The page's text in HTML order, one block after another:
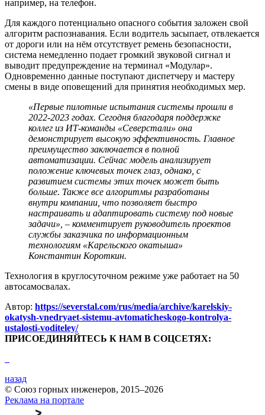
например, на телефон.
Для каждого потенциально опасного события заложен свой
алгоритм распознавания. Если водитель засыпает, отвлекается
от дороги или на нём отсутствует ремень безопасности,
система немедленно подает громкий звуковой сигнал и
выводит предупреждение на терминал «Модулар».
Одновременно данные поступают диспетчеру и мастеру
смены в виде оповещений для принятия необходимых мер.
«Первые пилотные испытания системы прошли в
2022-2023 годах. Сегодня благодаря поддержке
коллег из ИТ-команды «Северстали» она
демонстрирует высокую эффективность. Главное
преимущество заключается в полной
автоматизации. Сейчас модель анализирует
положение ключевых точек глаз, однако, с
развитием системы этих точек может быть
больше. Также все алгоритмы разработаны
внутри компании, что позволяет быстро
настраивать и адаптировать систему под новые
задачи», – комментирует руководитель проектов
службы заказчика по информационным
технологиям «Карельского окатыша»
Константин Короткин.
Технология в круглосуточном режиме уже работает на 50
автосамосвалах.
Автор: https://severstal.com/rus/media/archive/karelskiy-
okatysh-vnedryaet-sistemu-avtomaticheskogo-kontrolya-
ustalosti-voditeley/
ПРИСОЕДИНЯЙТЕСЬ К НАМ В СОЦСЕТЯХ:
назад
© Союз горных инженеров, 2015–2026
Реклама на портале